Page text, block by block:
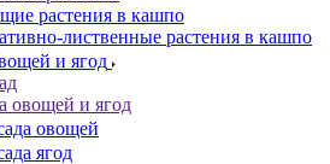
растения в кашпо
лиственные растения в кашпо
и ягод
овощей и ягод
овощей
ягод